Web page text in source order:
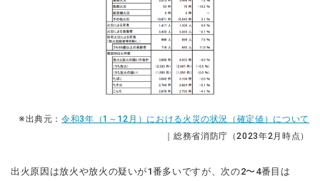
※出典元：令和3年（1～12月）における火災の状況（確定値）について
｜総務省消防庁（2023年2月時点）
出火原因は放火や放火の疑いが1番多いですが、次の2〜4番目は